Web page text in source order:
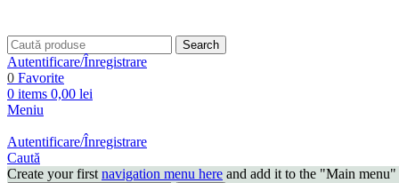
Search
Autentificare/Înregistrare
0 Favorite
0 items 0,00 lei
Meniu
Autentificare/Înregistrare
Caută
Create your first navigation menu here and add it to the "Main menu"